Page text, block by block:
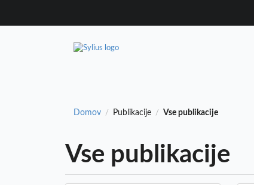
Domov / Publikacije / Vse publikacije
Vse publikacije